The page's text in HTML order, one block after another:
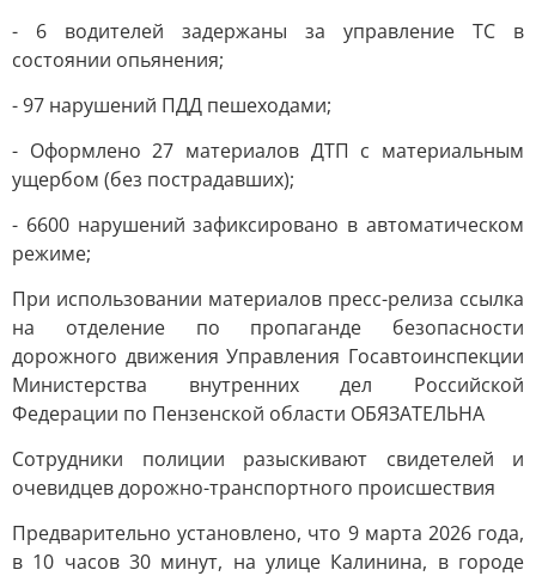
- 6 водителей задержаны за управление ТС в
состоянии опьянения;
- 97 нарушений ПДД пешеходами;
- Оформлено 27 материалов ДТП с материальным
ущербом (без пострадавших);
- 6600 нарушений зафиксировано в автоматическом
режиме;
При использовании материалов пресс-релиза ссылка
на отделение по пропаганде безопасности
дорожного движения Управления Госавтоинспекции
Министерства внутренних дел Российской
Федерации по Пензенской области ОБЯЗАТЕЛЬНА
Сотрудники полиции разыскивают свидетелей и
очевидцев дорожно-транспортного происшествия
Предварительно установлено, что 9 марта 2026 года,
в 10 часов 30 минут, на улице Калинина, в городе